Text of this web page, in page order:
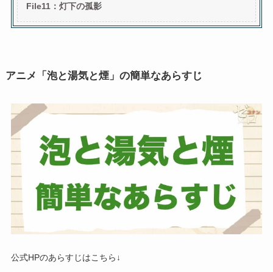
File11：灯下の孤影
アニメ「泡と湯気と煙」の簡単なあらすじ
公式HPのあらすじはこちら↓